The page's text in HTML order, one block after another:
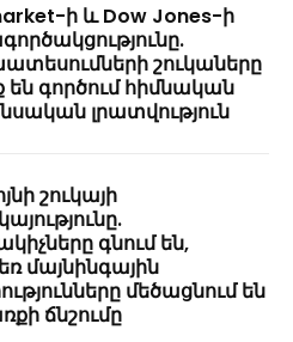
ի և Dow Jones-ի
շուկաները
են գործում հիմնական
լրատվություն
շուկայի
գնում են,
մայնինգային
մեծացնում են
ճնշումը